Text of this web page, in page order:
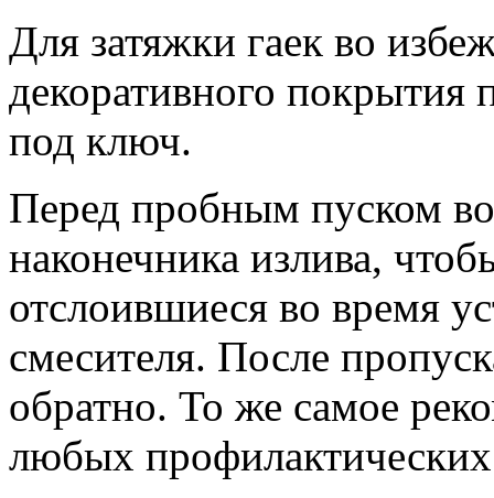
Для затяжки гаек во
декоративного покрытия
под ключ.
Перед пробным пуском
наконечника излива,
отслоившиеся во время
смесителя. После
обратно. То же самое
любых